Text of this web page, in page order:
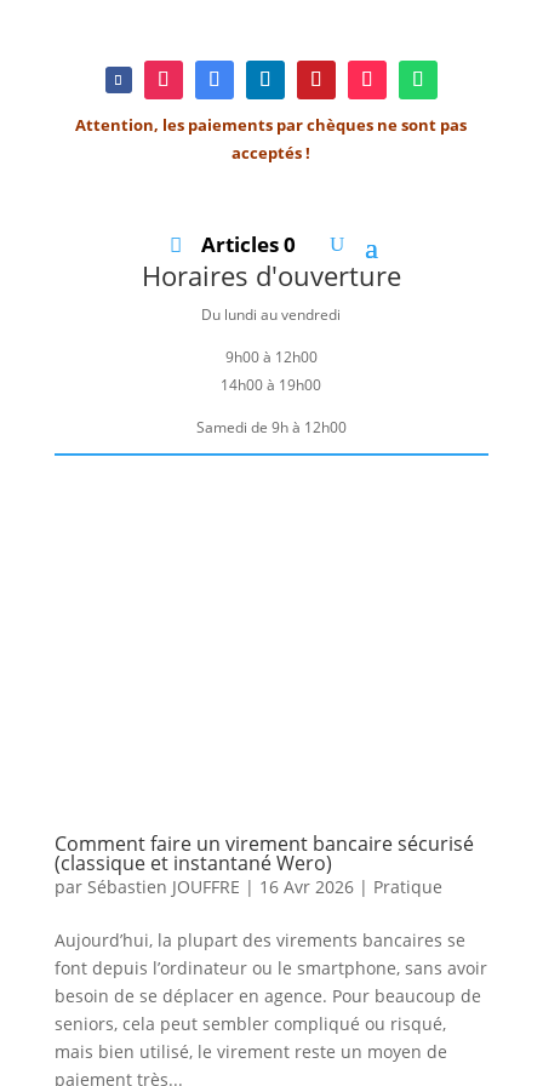
Attention, les paiements par chèques ne sont pas
acceptés !
Articles 0
Horaires d'ouverture
Du lundi au vendredi
9h00 à 12h00
14h00 à 19h00
Samedi de 9h à 12h00
Comment faire un virement bancaire sécurisé
(classique et instantané Wero)
par Sébastien JOUFFRE | 16 Avr 2026| Pratique
Aujourd’hui, la plupart des virements bancaires se
font depuis l’ordinateur ou le smartphone, sans avoir
besoin de se déplacer en agence. Pour beaucoup de
seniors, cela peut sembler compliqué ou risqué,
mais bien utilisé, le virement reste un moyen de
paiement très...